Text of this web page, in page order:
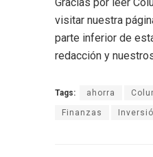
Gracias por leer
visitar nuestra
parte inferior de
redacción y
Tags: ahorra
Finanzas